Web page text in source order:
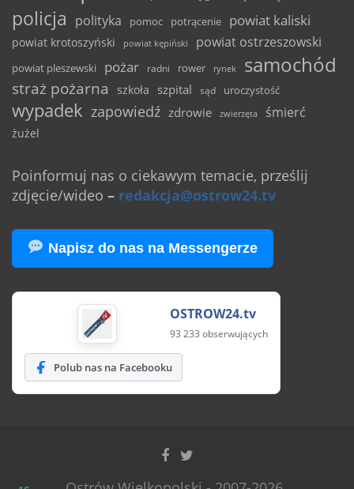
policja polityka pomoc potrącenie powiat kaliski
powiat krotoszyński powiat kępiński powiat ostrzeszowski
powiat pleszewski pożar radni rower rynek samochód
straż pożarna szkoła szpital sąd uroczystość
wypadek zapowiedź zdrowie zwierzęta śmierć
żużel
Poinformuj nas o ciekawym temacie, prześlij
zdjęcie/wideo – redakcja@ostrow24.tv
Napisz do nas na Messengerze
OSTROW24.tv
93 233 obserwujących
Polub nas na Facebooku